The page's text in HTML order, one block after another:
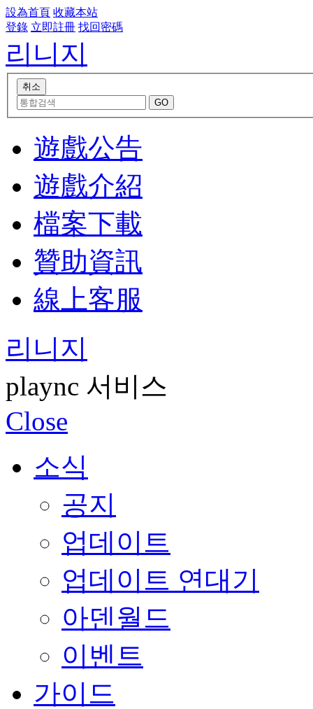
設為首頁 收藏本站
登錄 立即註冊 找回密碼
리니지
遊戲公告
遊戲介紹
檔案下載
贊助資訊
線上客服
리니지
plaync 서비스
Close
소식
공지
업데이트
업데이트 연대기
아덴월드
이벤트
가이드